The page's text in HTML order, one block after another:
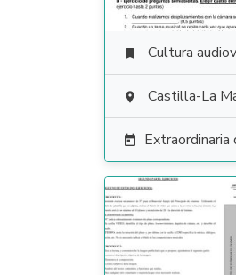
 Cultura
 Castilla-La
